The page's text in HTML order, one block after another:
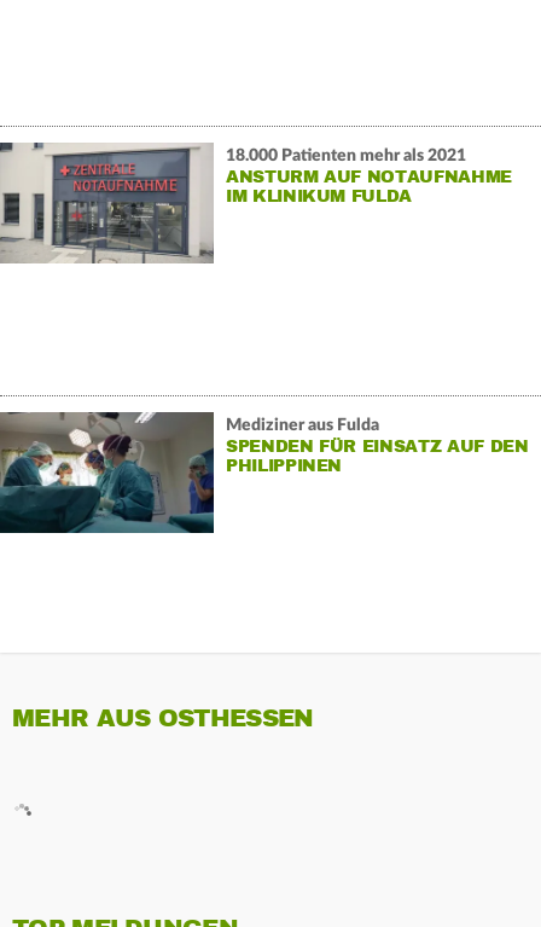
18.000 Patienten mehr als 2021
ANSTURM AUF NOTAUFNAHME
IM KLINIKUM FULDA
Mediziner aus Fulda
SPENDEN FÜR EINSATZ AUF DEN
PHILIPPINEN
MEHR AUS OSTHESSEN